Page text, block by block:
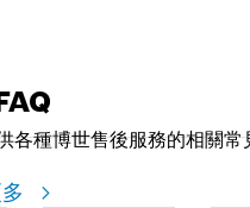
各種博世售後服務的相關常